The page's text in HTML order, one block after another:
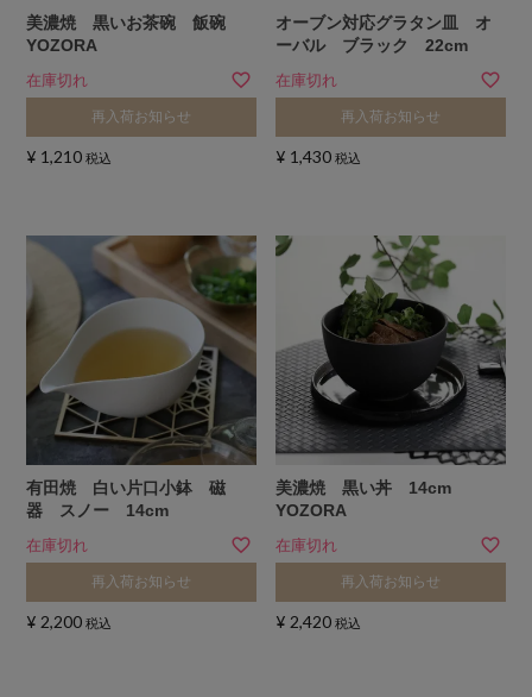
美濃焼 黒いお茶碗 飯碗
YOZORA
在庫切れ
再入荷お知らせ
¥ 1,210 税込
オーブン対応グラタン皿 オ
ーバル ブラック 22cm
在庫切れ
再入荷お知らせ
¥ 1,430 税込
有田焼 白い片口小鉢 磁
器 スノー 14cm
在庫切れ
再入荷お知らせ
¥ 2,200 税込
美濃焼 黒い丼 14cm
YOZORA
在庫切れ
再入荷お知らせ
¥ 2,420 税込